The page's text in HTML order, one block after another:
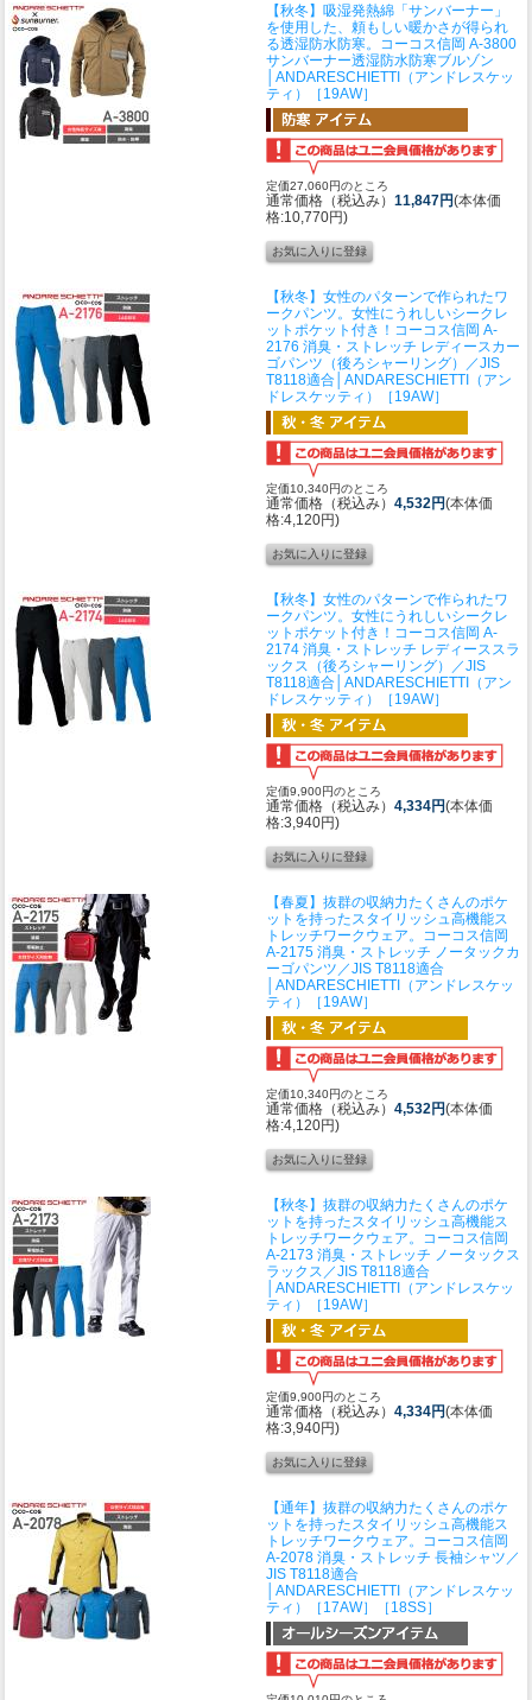
【秋冬】吸湿発熱綿「サンバーナー」
を使用した、頼もしい暖かさが得られ
る透湿防水防寒。
コーコス信岡 A-3800
サンバーナー透湿防水防寒ブルゾン
│ANDARESCHIETTI（アンドレスケッ
ティ）［19AW］
定価27,060円のところ
通常価格（税込み） 11,847円(本体価
格:10,770円)
【秋冬】女性のパターンで作られたワ
ークパンツ。女性にうれしいシークレ
ットポケット付き！ コーコス信岡 A-
2176 消臭・ストレッチ レディースカー
ゴパンツ（後ろシャーリング）／JIS
T8118適合│ANDARESCHIETTI（アン
ドレスケッティ）［19AW］
定価10,340円のところ
通常価格（税込み） 4,532円(本体価
格:4,120円)
【秋冬】女性のパターンで作られたワ
ークパンツ。女性にうれしいシークレ
ットポケット付き！ コーコス信岡 A-
2174 消臭・ストレッチ レディーススラ
ックス（後ろシャーリング）／JIS
T8118適合│ANDARESCHIETTI（アン
ドレスケッティ）［19AW］
定価9,900円のところ
通常価格（税込み） 4,334円(本体価
格:3,940円)
【春夏】抜群の収納力たくさんのポケ
ットを持ったスタイリッシュ高機能ス
トレッチワークウェア。
コーコス信岡
A-2175 消臭・ストレッチ ノータックカ
ーゴパンツ／JIS T8118適合
│ANDARESCHIETTI（アンドレスケッ
ティ）［19AW］
定価10,340円のところ
通常価格（税込み） 4,532円(本体価
格:4,120円)
【秋冬】抜群の収納力たくさんのポケ
ットを持ったスタイリッシュ高機能ス
トレッチワークウェア。
コーコス信岡
A-2173 消臭・ストレッチ ノータックス
ラックス／JIS T8118適合
│ANDARESCHIETTI（アンドレスケッ
ティ）［19AW］
定価9,900円のところ
通常価格（税込み） 4,334円(本体価
格:3,940円)
【通年】抜群の収納力たくさんのポケ
ットを持ったスタイリッシュ高機能ス
トレッチワークウェア。
コーコス信岡
A-2078 消臭・ストレッチ 長袖シャツ／
JIS T8118適合
│ANDARESCHIETTI（アンドレスケッ
ティ）［17AW］［18SS］